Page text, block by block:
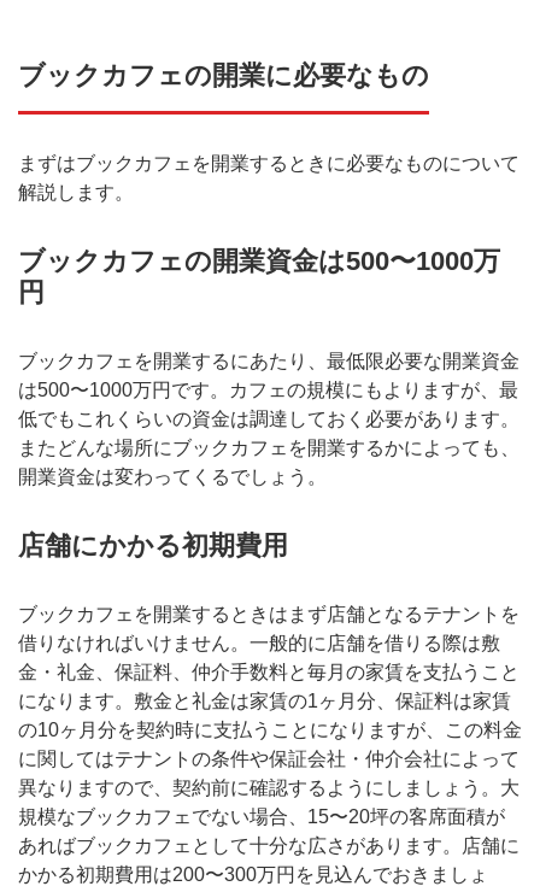
ブックカフェの開業に必要なもの
まずはブックカフェを開業するときに必要なものについて
解説します。
ブックカフェの開業資金は500〜1000万
円
ブックカフェを開業するにあたり、最低限必要な開業資金
は500〜1000万円です。カフェの規模にもよりますが、最
低でもこれくらいの資金は調達しておく必要があります。
またどんな場所にブックカフェを開業するかによっても、
開業資金は変わってくるでしょう。
店舗にかかる初期費用
ブックカフェを開業するときはまず店舗となるテナントを
借りなければいけません。一般的に店舗を借りる際は敷
金・礼金、保証料、仲介手数料と毎月の家賃を支払うこと
になります。敷金と礼金は家賃の1ヶ月分、保証料は家賃
の10ヶ月分を契約時に支払うことになりますが、この料金
に関してはテナントの条件や保証会社・仲介会社によって
異なりますので、契約前に確認するようにしましょう。大
規模なブックカフェでない場合、15〜20坪の客席面積が
あればブックカフェとして十分な広さがあります。店舗に
かかる初期費用は200〜300万円を見込んでおきましょ